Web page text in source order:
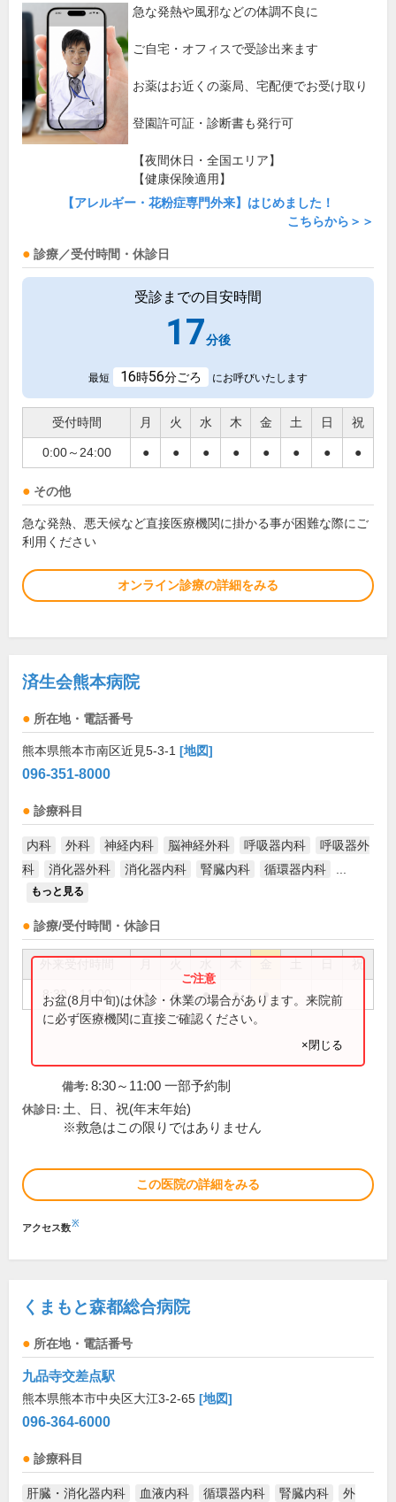
急な発熱や風邪などの体調不良に
ご自宅・オフィスで受診出来ます
お薬はお近くの薬局、宅配便でお受け取り
登園許可証・診断書も発行可
【夜間休日・全国エリア】
【健康保険適用】
【アレルギー・花粉症専門外来】はじめました！
こちらから＞＞
診療／受付時間・休診日
受診までの目安時間
17分後
最短 16時56分ごろ にお呼びいたします
受付時間 月 火 水 木 金 土 日 祝
0:00～24:00 ● ● ● ● ● ● ● ●
その他
急な発熱、悪天候など直接医療機関に掛かる事が困難な際にご
利用ください
オンライン診療の詳細をみる
済生会熊本病院
所在地・電話番号
熊本県熊本市南区近見5-3-1 [地図]
096-351-8000
診療科目
内科 外科 神経内科 脳神経外科 呼吸器内科
呼吸器外
科
消化器外科 消化器内科 腎臓内科 循環器内科
もっと見る
診療/受付時間・休診日
祝
8:30～11:00 ● ● ● ● ●
お盆(8月中旬)は休診・休業の場合があります。来院前
に必ず医療機関に直接ご確認ください。
×閉じる
備考: 8:30～11:00 一部予約制
休診日: 土、日、祝(年末年始)
※救急はこの限りではありません
この医院の詳細をみる
アクセス数※
くまもと森都総合病院
所在地・電話番号
九品寺交差点駅
熊本県熊本市中央区大江3-2-65 [地図]
096-364-6000
診療科目
肝臓・消化器内科 血液内科 循環器内科 腎臓内科
外